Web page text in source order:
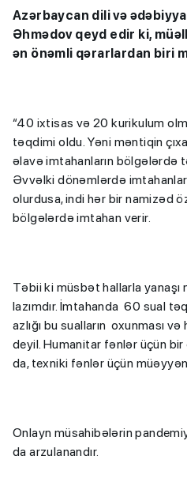
Azərbaycan dili və
Əhmədov qeyd edir ki,
ən önəmli qərarlardan biri
“40 ixtisas və 20 kurikulum
təqdimi oldu. Yəni məntiqin
əlavə imtahanların bölgələrdə
Əvvəlki dönəmlərdə imtahanlar
olurdusa, indi hər bir namizəd
bölgələrdə imtahan verir.
Təbii ki müsbət hallarla yanaşı
lazımdır. İmtahanda 60 sual
azlığı bu sualların oxunması
deyil. Humanitar fənlər üçün bir
da, texniki fənlər üçün
Onlayn müsahibələrin
da arzulanandır.